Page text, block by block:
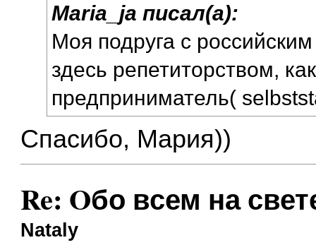
Maria_ja писал(а):
Моя подруга с
здесь репетиторством,
предприниматель(
Спасибо, Мария))
Re: Oбо всем на
Nataly